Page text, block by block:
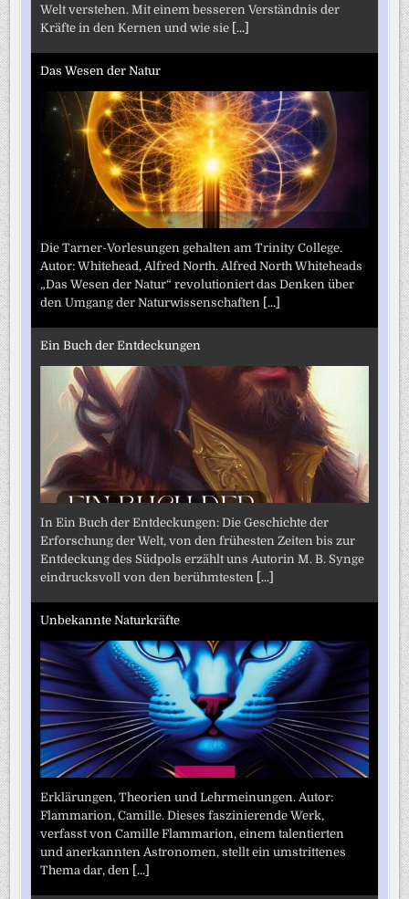
Welt verstehen. Mit einem besseren Verständnis der
Kräfte in den Kernen und wie sie [...]
Das Wesen der Natur
Die Tarner-Vorlesungen gehalten am Trinity College.
Autor: Whitehead, Alfred North. Alfred North Whiteheads
„Das Wesen der Natur“ revolutioniert das Denken über
den Umgang der Naturwissenschaften [...]
Ein Buch der Entdeckungen
In Ein Buch der Entdeckungen: Die Geschichte der
Erforschung der Welt, von den frühesten Zeiten bis zur
Entdeckung des Südpols erzählt uns Autorin M. B. Synge
eindrucksvoll von den berühmtesten [...]
Unbekannte Naturkräfte
Erklärungen, Theorien und Lehrmeinungen. Autor:
Flammarion, Camille. Dieses faszinierende Werk,
verfasst von Camille Flammarion, einem talentierten
und anerkannten Astronomen, stellt ein umstrittenes
Thema dar, den [...]